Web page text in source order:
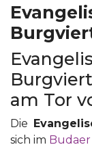
am Tor
Die
sich im